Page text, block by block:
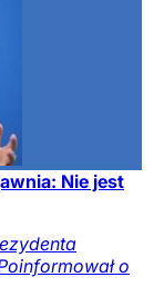
Nie jest
o